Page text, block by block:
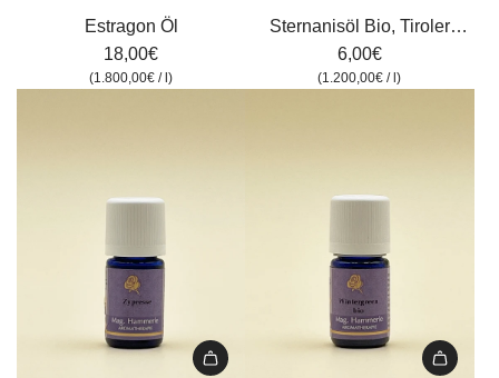
Warenkorb
Estragon Öl
18,00€
(1.800,00€ /l)
Bio,
Kräuterhof,
Sternanisöl Bio, Tiroler
Kräuterhof, 5 ml
6,00€
(1.200,00€ /l)